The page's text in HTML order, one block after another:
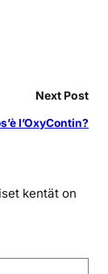
Next Post
l’OxyContin?
kentät on